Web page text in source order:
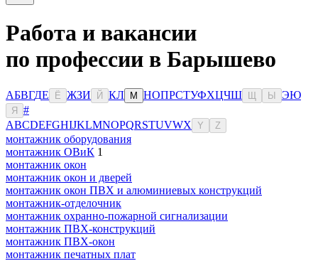
Работа и вакансии
по профессии в Барышево
АБВГДЕ Ё ЖЗИ Й КЛ М НОПРСТУФХЦЧШ Ы ЭЮ
Я
#
ABCDEFGHIJKLMNOPQRSTUVWX Y Z
монтажник оборудования
монтажник ОВиК 1
монтажник окон
монтажник окон и дверей
монтажник окон ПВХ и алюминиевых конструкций
монтажник-отделочник
монтажник охранно-пожарной сигнализации
монтажник ПВХ-конструкций
монтажник ПВХ-окон
монтажник печатных плат